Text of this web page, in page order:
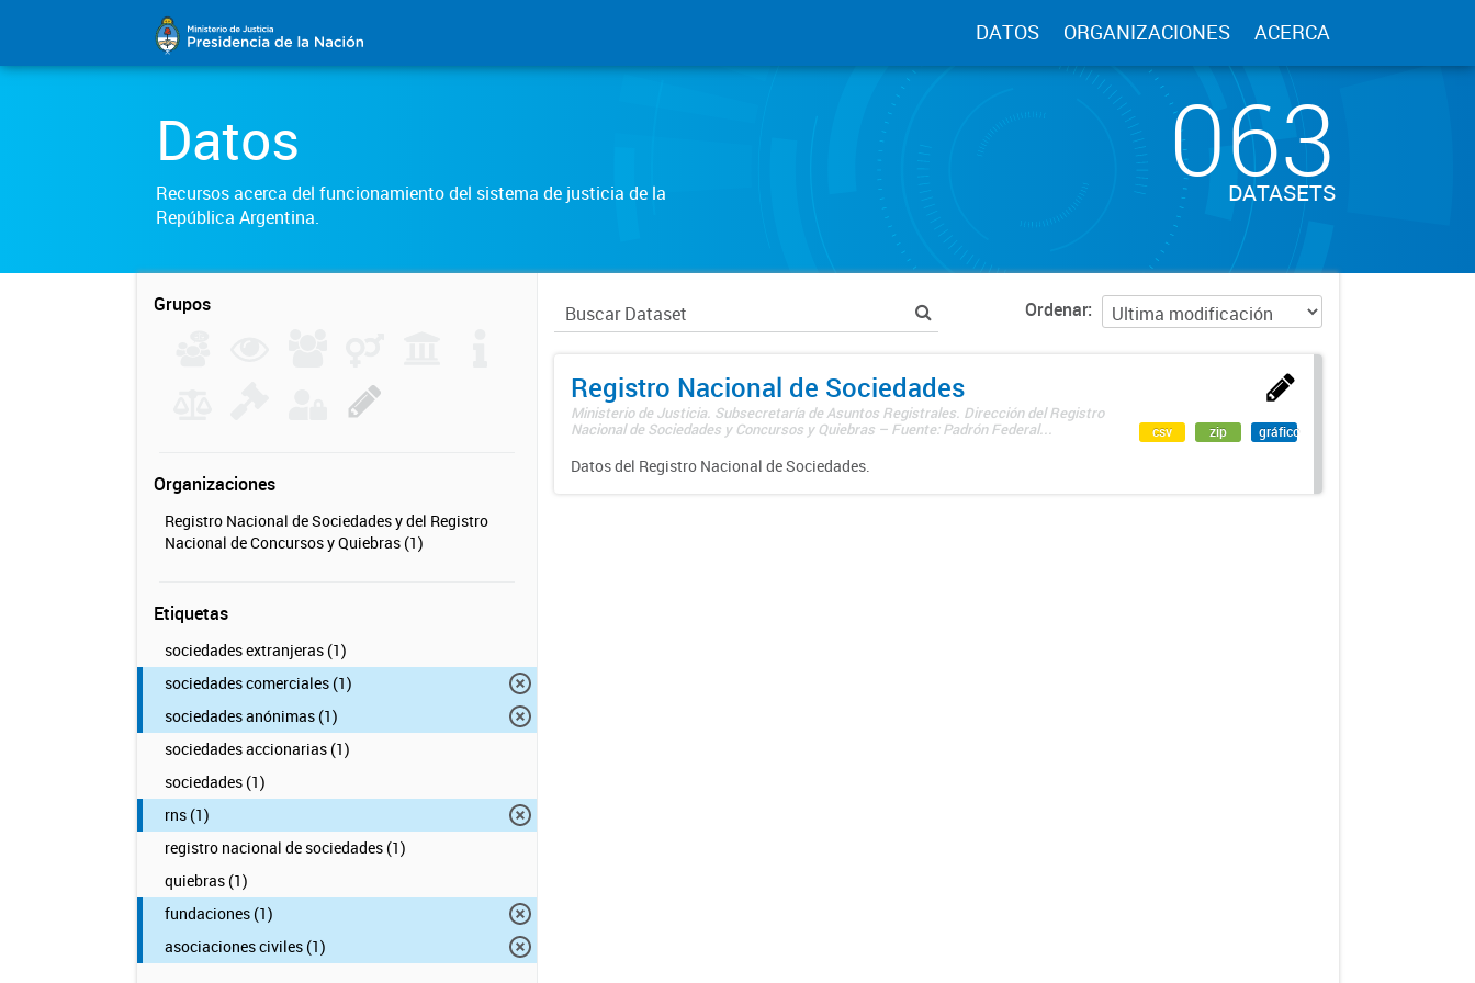
DATOS ORGANIZACIONES ACERCA
Datos
Recursos acerca del funcionamiento del sistema de justicia de la
República Argentina.
063
DATASETS
Grupos
Organizaciones
Registro Nacional de Sociedades y del Registro
Nacional de Concursos y Quiebras (1)
Etiquetas
sociedades extranjeras (1)
sociedades comerciales (1)
sociedades anónimas (1)
sociedades accionarias (1)
sociedades (1)
rns (1)
registro nacional de sociedades (1)
quiebras (1)
fundaciones (1)
asociaciones civiles (1)
Ordenar
Registro Nacional de Sociedades
Ministerio de Justicia. Subsecretaría de Asuntos Registrales. Dirección del Registro
Nacional de Sociedades y Concursos y Quiebras – Fuente: Padrón Federal...
Datos del Registro Nacional de Sociedades.
csv zip gráfico